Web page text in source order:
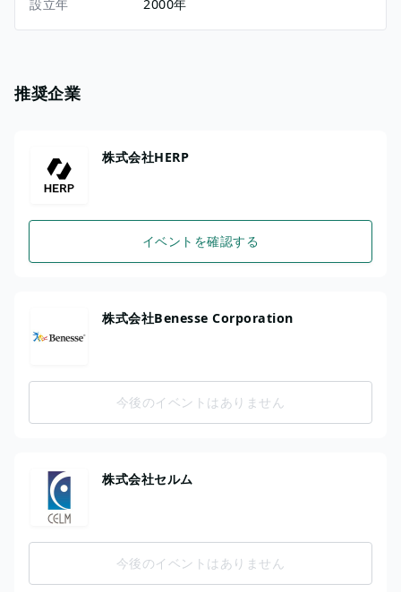
設立年 2000年
推奨企業
株式会社HERP
イベントを確認する
株式会社Benesse Corporation
今後のイベントはありません
株式会社セルム
今後のイベントはありません